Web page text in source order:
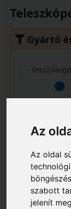
Az
Az oldal
szabott
jelenít
Gyártó